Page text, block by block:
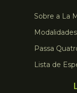
Sobre a La
Modalidades
Passa
Lista de